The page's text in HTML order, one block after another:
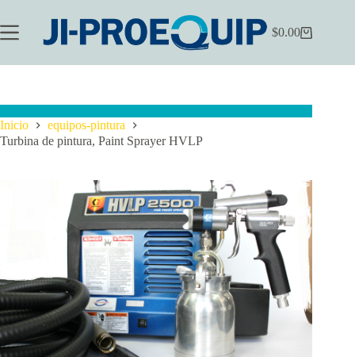
contenido
Carrito
compra
$0.00
Inicio
equipos-pintura
Turbina de pintura, Paint Sprayer HVLP